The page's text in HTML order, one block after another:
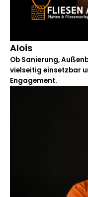
Alois
Ob Sanierung,
vielseitig einsetzbar
Engagement.